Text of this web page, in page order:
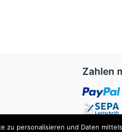
Zahlen
personalisieren und Daten